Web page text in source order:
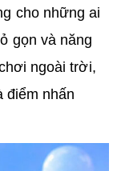
cho những ai
gọn và năng
ngoài trời,
điểm nhấn